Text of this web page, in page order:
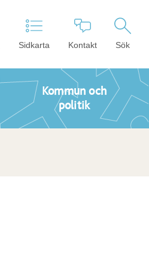
Sidkarta Kontakt Sök
Kommun och
politik